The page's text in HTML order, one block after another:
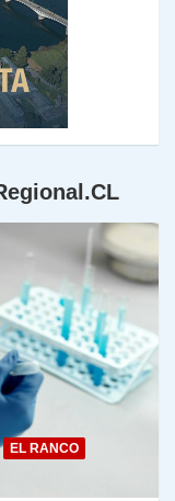
EL RANCO